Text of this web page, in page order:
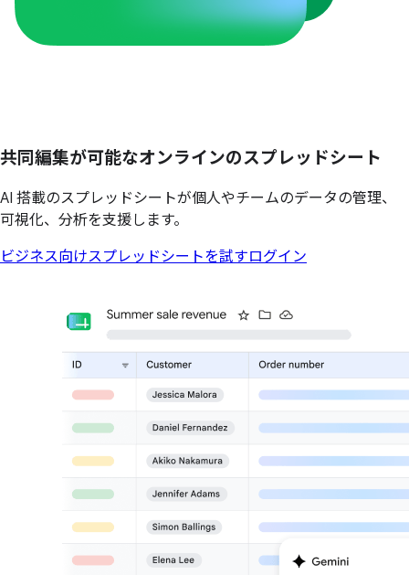
共同編集が可能なオンラインのスプレッドシート
AI 搭載のスプレッドシートが個人やチームのデータの管理、
可視化、分析を支援します。
ビジネス向けスプレッドシートを試すログイン